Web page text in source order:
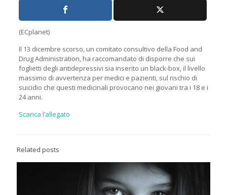
(ECplanet)
Il 13 dicembre scorso, un comitato consultivo della Food and
Drug Administration, ha raccomandato di disporre che sui
foglietti degli antidepressivi sia inserito un black-box, il livello
massimo di avvertenza per medici e pazienti, sul rischio di
suicidio che questi medicinali provocano nei giovani tra i 18 e i
24 anni.
Scarica l’allegato
Related posts